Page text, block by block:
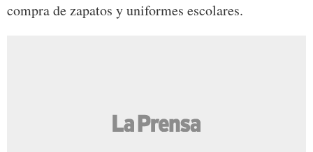
compra de zapatos y uniformes escolares.